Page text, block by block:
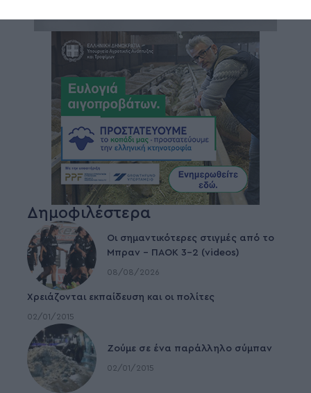
Δημοφιλέστερα
Οι σημαντικότερες στιγμές από το
Μπραν – ΠΑΟΚ 3-2 (videos)
08/08/2026
Χρειάζονται εκπαίδευση και οι πολίτες
02/01/2015
Ζούμε σε ένα παράλληλο σύμπαν
02/01/2015